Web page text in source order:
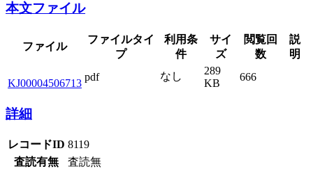
本文ファイル
ファイル
ファイルタイ
プ
利用条
件
サイ
ズ
閲覧回
数
説
明
KJ00004506713
pdf なし
289
KB
666
詳細
レコードID 8119
査読有無
査読無